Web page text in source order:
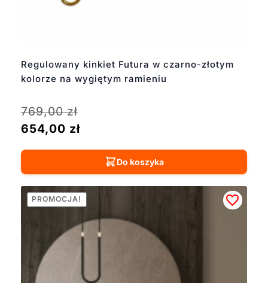
Regulowany kinkiet Futura w czarno-złotym
kolorze na wygiętym ramieniu
769,00zł
654,00 zł
Do koszyka
PROMOCJA!